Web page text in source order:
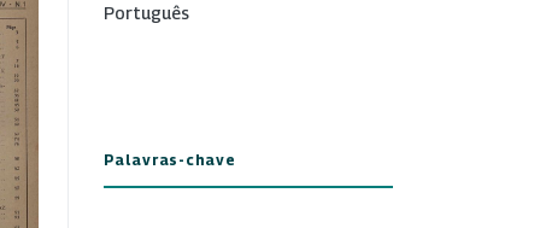
Português
Palavras-chave